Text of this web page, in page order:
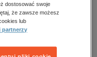
Filtrowanie
dostosować swoje
że zawsze możesz
lub
partnerzy